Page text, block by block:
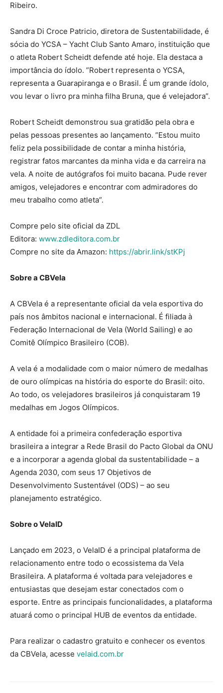
Ribeiro.
Sandra Di Croce Patricio, diretora de Sustentabilidade, é
sócia do YCSA – Yacht Club Santo Amaro, instituição que
o atleta Robert Scheidt defende até hoje. Ela destaca a
importância do ídolo. ”Robert representa o YCSA,
representa a Guarapiranga e o Brasil. É um grande ídolo,
vou levar o livro pra minha filha Bruna, que é velejadora”.
Robert Scheidt demonstrou sua gratidão pela obra e
pelas pessoas presentes ao lançamento. ”Estou muito
feliz pela possibilidade de contar a minha história,
registrar fatos marcantes da minha vida e da carreira na
vela. A noite de autógrafos foi muito bacana. Pude rever
amigos, velejadores e encontrar com admiradores do
meu trabalho como atleta”.
Compre pelo site oficial da ZDL
Editora: www.zdleditora.com.br
Compre no site da Amazon: https://abrir.link/stKPj
Sobre a CBVela
A CBVela é a representante oficial da vela esportiva do
país nos âmbitos nacional e internacional. É filiada à
Federação Internacional de Vela (World Sailing) e ao
Comitê Olímpico Brasileiro (COB).
A vela é a modalidade com o maior número de medalhas
de ouro olímpicas na história do esporte do Brasil: oito.
Ao todo, os velejadores brasileiros já conquistaram 19
medalhas em Jogos Olímpicos.
A entidade foi a primeira confederação esportiva
brasileira a integrar a Rede Brasil do Pacto Global da ONU
e a incorporar a agenda global da sustentabilidade – a
Agenda 2030, com seus 17 Objetivos de
Desenvolvimento Sustentável (ODS) – ao seu
planejamento estratégico.
Sobre o VelaID
Lançado em 2023, o VelaID é a principal plataforma de
relacionamento entre todo o ecossistema da Vela
Brasileira. A plataforma é voltada para velejadores e
entusiastas que desejam estar conectados com o
esporte. Entre as principais funcionalidades, a plataforma
atuará como o principal HUB de eventos da entidade.
Para realizar o cadastro gratuito e conhecer os eventos
da CBVela, acesse velaid.com.br